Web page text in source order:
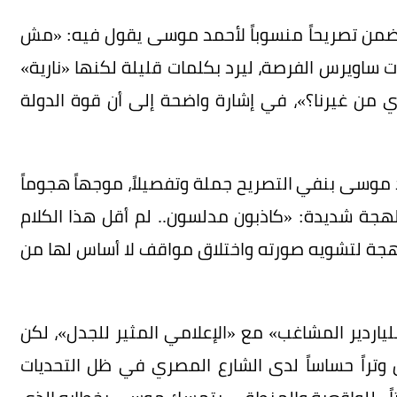
تضمن تصريحاً منسوباً لأحمد موسى يقول فيه: «مش
الفرصة، ليرد بكلمات قليلة لكنها «نارية»
غيرنا؟»، في إشارة واضحة إلى أن قوة الدولة
موسى بنفي التصريح جملة وتفصيلاً، موجهاً هجوماً
شديدة: «كاذبون مدلسون.. لم أقل هذا الكلام
لتشويه صورته واختلاق مواقف لا أساس لها من
المشاغب» مع «الإعلامي المثير للجدل»، لكن
حساساً لدى الشارع المصري في ظل التحديات